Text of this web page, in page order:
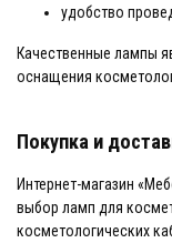
удобство
Качественные лампы
оснащения
Покупка и
Интернет-магазин
выбор ламп для
косметологических